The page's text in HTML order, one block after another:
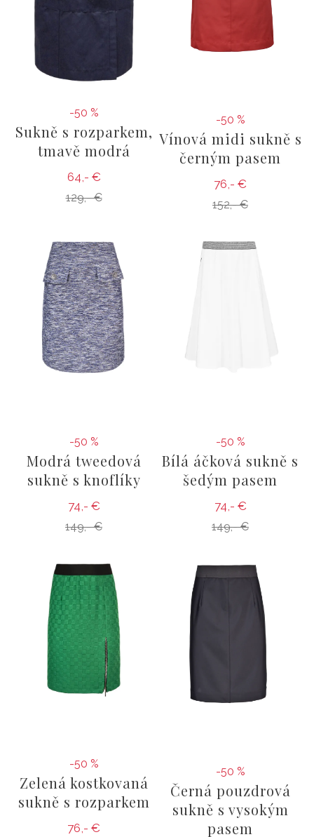
-50 %
Sukně s rozparkem,
tmavě modrá
64,- €
129,- €
-50 %
Vínová midi sukně s
černým pasem
76,- €
152,- €
-50 %
Modrá tweedová
sukně s knoflíky
74,- €
149,- €
-50 %
Bílá áčková sukně s
šedým pasem
74,- €
149,- €
-50 %
Zelená kostkovaná
sukně s rozparkem
76,- €
-50 %
Černá pouzdrová
sukně s vysokým
pasem